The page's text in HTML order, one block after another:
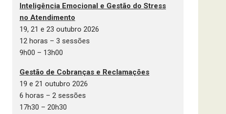
Inteligência Emocional e Gestão do Stress
no Atendimento
19, 21 e 23 outubro 2026
12 horas – 3 sessões
9h00 – 13h00
Gestão de Cobranças e Reclamações
19 e 21 outubro 2026
6 horas – 2 sessões
17h30 – 20h30